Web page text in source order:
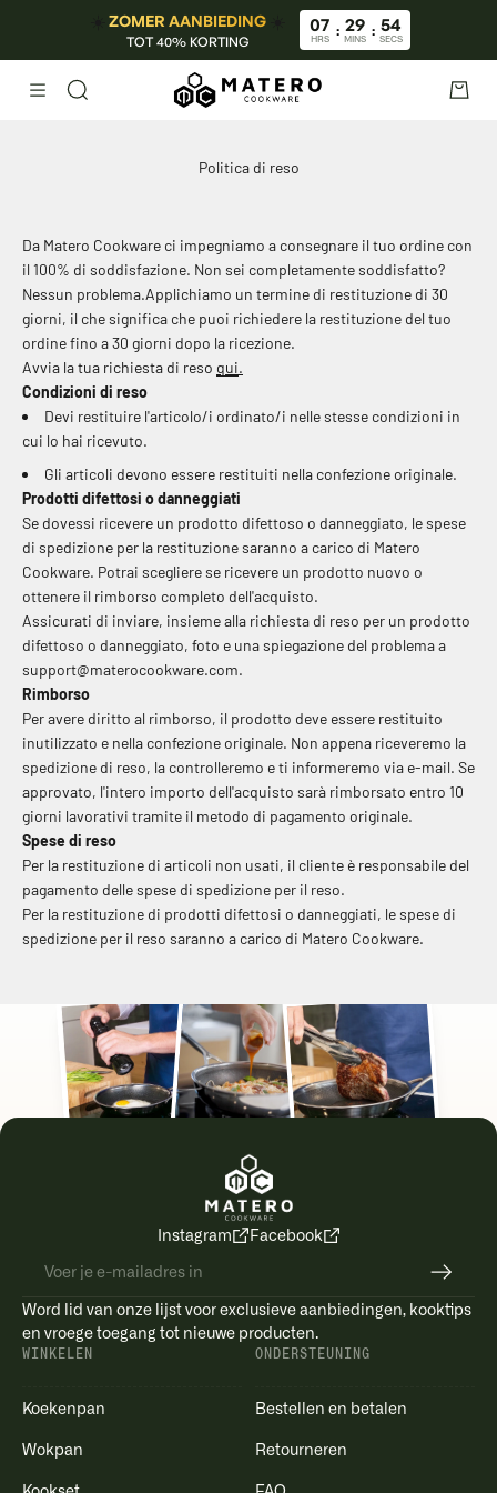
ZOMER AANBIEDING
TOT 40% KORTING
07
HRS : 29
MINS : 54
SECS
MenùCerca
Politica di reso
Da Matero Cookware ci impegniamo a consegnare il tuo ordine con
il 100% di soddisfazione. Non sei completamente soddisfatto?
Nessun problema.Applichiamo un termine di restituzione di 30
giorni, il che significa che puoi richiedere la restituzione del tuo
ordine fino a 30 giorni dopo la ricezione.
Avvia la tua richiesta di reso qui.
Condizioni di reso
Devi restituire l'articolo/i ordinato/i nelle stesse condizioni in
cui lo hai ricevuto.
Gli articoli devono essere restituiti nella confezione originale.
Prodotti difettosi o danneggiati
Se dovessi ricevere un prodotto difettoso o danneggiato, le spese
di spedizione per la restituzione saranno a carico di Matero
Cookware. Potrai scegliere se ricevere un prodotto nuovo o
ottenere il rimborso completo dell'acquisto.
Assicurati di inviare, insieme alla richiesta di reso per un prodotto
difettoso o danneggiato, foto e una spiegazione del problema a
support@materocookware.com.
Rimborso
Per avere diritto al rimborso, il prodotto deve essere restituito
inutilizzato e nella confezione originale. Non appena riceveremo la
spedizione di reso, la controlleremo e ti informeremo via e-mail. Se
approvato, l'intero importo dell'acquisto sarà rimborsato entro 10
giorni lavorativi tramite il metodo di pagamento originale.
Spese di reso
Per la restituzione di articoli non usati, il cliente è responsabile del
pagamento delle spese di spedizione per il reso.
Per la restituzione di prodotti difettosi o danneggiati, le spese di
spedizione per il reso saranno a carico di Matero Cookware.
Instagram Facebook
Word lid van onze lijst voor exclusieve aanbiedingen, kooktips
en vroege toegang tot nieuwe producten.
WINKELEN
Koekenpan
Wokpan
ONDERSTEUNING
Bestellen en betalen
Retourneren